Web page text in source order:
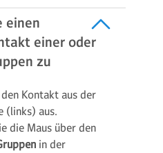
einen
einer oder
zu
Kontakt aus der
(links) aus.
die Maus über den
in der